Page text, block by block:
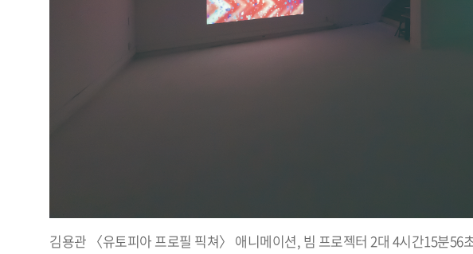
김용관 〈유토피아 프로필 픽쳐〉 애니메이션, 빔 프로젝터 2대 4시간15분56